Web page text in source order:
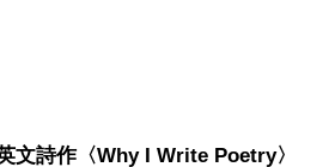
文詩作〈Why I Write Poetry〉